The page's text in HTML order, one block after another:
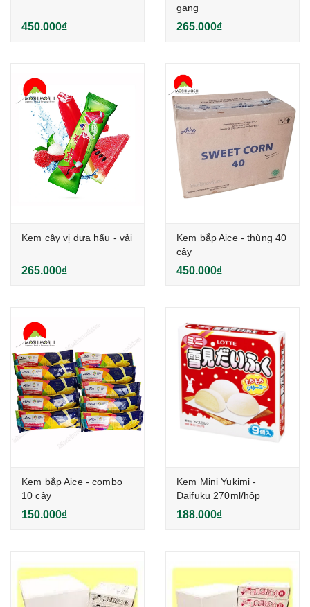
450.000₫
gang
265.000₫
Kem cây vị dưa hấu - vải
265.000₫
Kem bắp Aice - thùng 40
cây
450.000₫
Kem bắp Aice - combo
10 cây
150.000₫
Kem Mini Yukimi -
Daifuku 270ml/hộp
188.000₫